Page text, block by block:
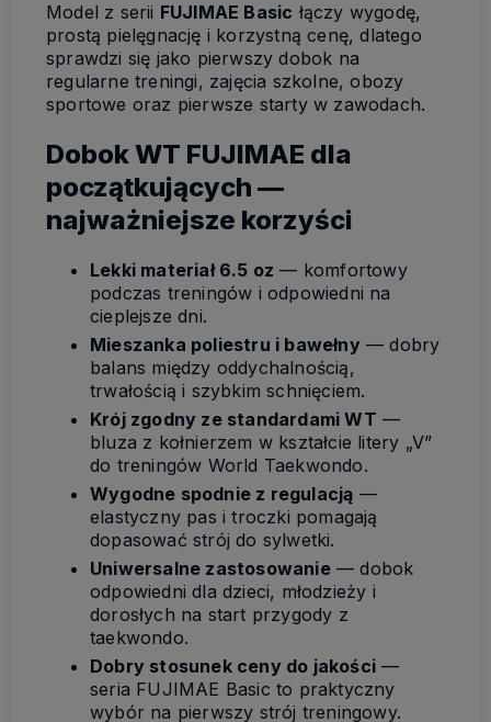
Model z serii FUJIMAE Basic łączy wygodę,
prostą pielęgnację i korzystną cenę, dlatego
sprawdzi się jako pierwszy dobok na
regularne treningi, zajęcia szkolne, obozy
sportowe oraz pierwsze starty w zawodach.
Dobok WT FUJIMAE dla
początkujących —
najważniejsze korzyści
Lekki materiał 6.5 oz — komfortowy
podczas treningów i odpowiedni na
cieplejsze dni.
Mieszanka poliestru i bawełny— dobry
balans między oddychalnością,
trwałością i szybkim schnięciem.
Krój zgodny ze standardami WT —
bluza z kołnierzem w kształcie litery „V”
do treningów World Taekwondo.
Wygodne spodnie z regulacją —
elastyczny pas i troczki pomagają
dopasować strój do sylwetki.
Uniwersalne zastosowanie— dobok
odpowiedni dla dzieci, młodzieży i
dorosłych na start przygody z
taekwondo.
Dobry stosunek ceny do jakości —
seria FUJIMAE Basic to praktyczny
wybór na pierwszy strój treningowy.